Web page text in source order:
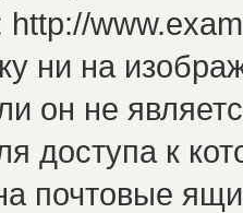
ни на
он не
доступа к
почтовые